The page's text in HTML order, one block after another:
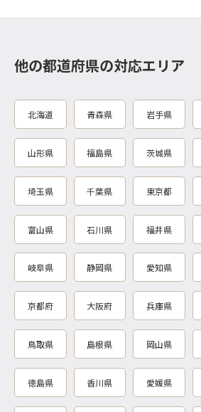
他の都道府県の対応エリア
北海道 青森県 岩手県
山形県 福島県 茨城県
埼玉県 千葉県 東京都
富山県 石川県 福井県
岐阜県 静岡県 愛知県
京都府 大阪府 兵庫県
鳥取県 島根県 岡山県
徳島県 香川県 愛媛県